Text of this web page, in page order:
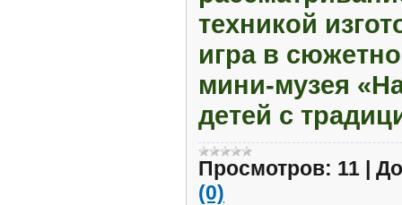
техникой
игра в
мини-музея
детей с
Просмотров: 11 |
(0)